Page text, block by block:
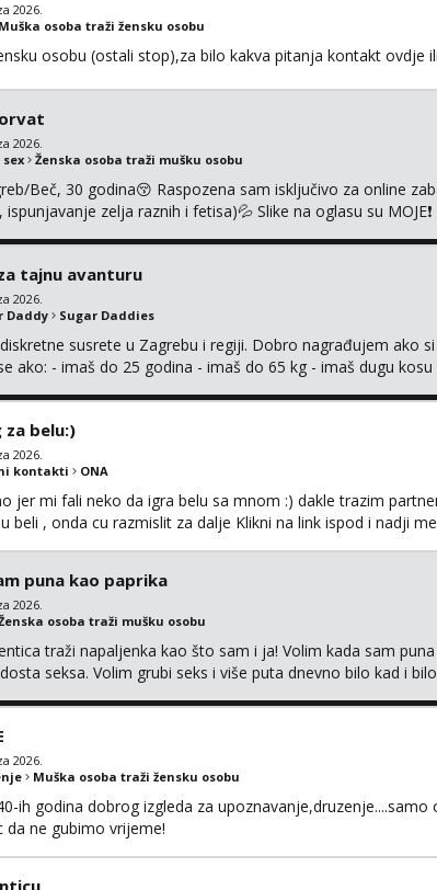
2026.
Muška osoba traži žensku osobu
osobu (ostali stop),za bilo kakva pitanja kontakt ovdje
2026.
sex Ženska osoba traži mušku osobu
Beč, 30 godina😚 Raspozena sam isključivo za online
zelja raznih i fetisa)💦 Slike na oglasu su
CEKA...
tajnu avanturu
2026.
Daddy Sugar Daddies
susrete u Zagrebu i regiji. Dobro nagrađujem ako
ako: - imaš do 25 godina - imaš do 65 kg - imaš dugu
za belu:)
2026.
kontakti ONA
jer mi fali neko da igra belu sa mnom :) dakle trazim
beli , onda cu razmislit za dalje Klikni na link ispod i nadji
puna kao paprika
2026.
osoba traži mušku osobu
traži napaljenka kao što sam i ja! Volim kada sam
seksa. Volim grubi seks i više puta dnevno bilo kad i
2026.
Muška osoba traži žensku osobu
ih godina dobrog izgleda za upoznavanje,druzenje....samo
da ne gubimo vrijeme!